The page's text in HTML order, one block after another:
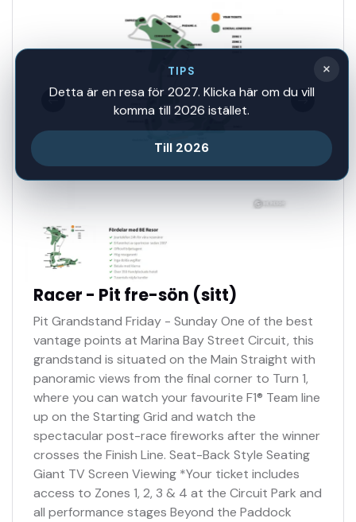
Racer - Pit fre-sön (sitt)
Pit Grandstand Friday - Sunday One of the best
vantage points at Marina Bay Street Circuit, this
grandstand is situated on the Main Straight with
panoramic views from the final corner to Turn 1,
where you can watch your favourite F1® Team line
up on the Starting Grid and watch the
spectacular post-race fireworks after the winner
crosses the Finish Line. Seat-Back Style Seating
Giant TV Screen Viewing *Your ticket includes
access to Zones 1, 2, 3 & 4 at the Circuit Park and
all performance stages Beyond the Paddock
×
TIPS
Detta är en resa för 2027. Klicka här om du vill
komma till 2026 istället.
Till 2026